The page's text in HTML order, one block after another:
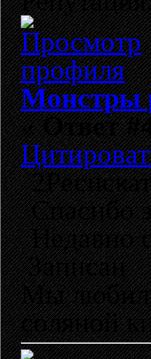
Монстры
«Ответ
Спасибо
Недавно
Записан
Мы любили
соляной